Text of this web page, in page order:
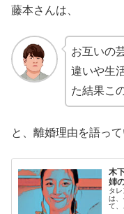
藤本さんは、
お互いの
違いや生
た結果こ
と、離婚理由を語って
木
姉
タ
は、
て、